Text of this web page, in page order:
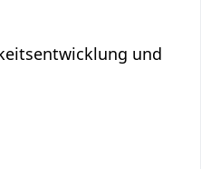
und